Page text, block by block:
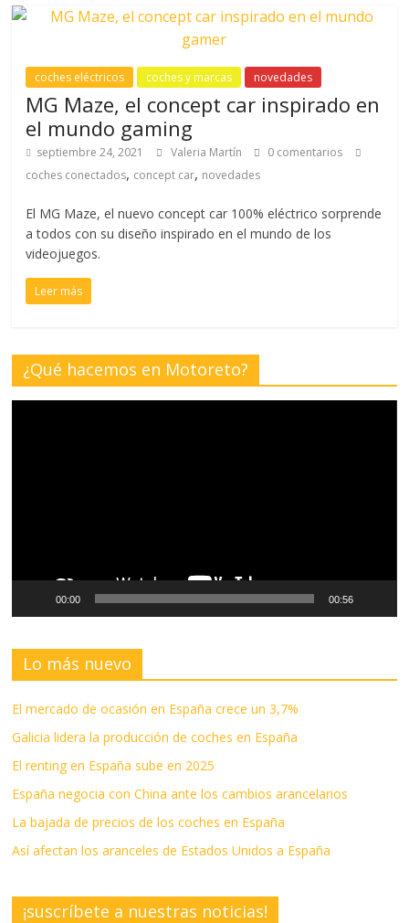
coches eléctricos coches y marcas novedades
MG Maze, el concept car inspirado en
el mundo gaming
septiembre 24, 2021 Valeria Martín
0 comentarios
coches conectados, concept car, novedades
El MG Maze, el nuevo concept car 100% eléctrico sorprende
a todos con su diseño inspirado en el mundo de los
videojuegos.
Leer más
¿Qué hacemos en Motoreto?
00:00 00:56
Lo más nuevo
El mercado de ocasión en España crece un 3,7%
Galicia lidera la producción de coches en España
El renting en España sube en 2025
España negocia con China ante los cambios arancelarios
La bajada de precios de los coches en España
Así afectan los aranceles de Estados Unidos a España
¡suscríbete a nuestras noticias!